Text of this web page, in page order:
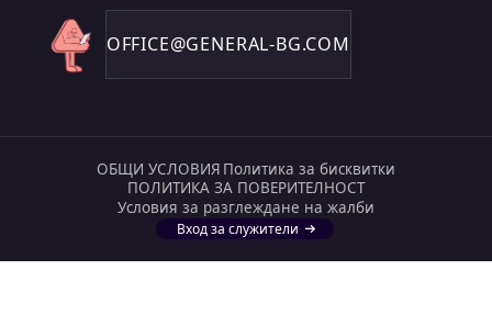
OFFICE@GENERAL-BG.COM
ОБЩИ УСЛОВИЯ Политика за бисквитки
ПОЛИТИКА ЗА ПОВЕРИТЕЛНОСТ
Условия за разглеждане на жалби
Вход за служители